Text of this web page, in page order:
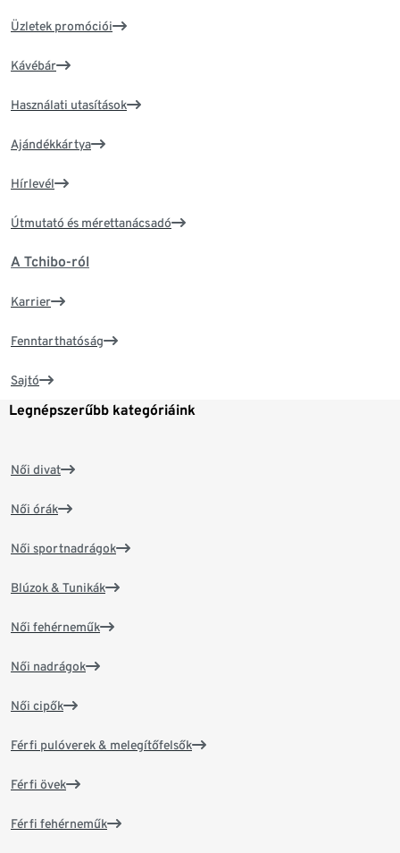
Üzletek promóciói
Kávébár
Használati utasítások
Ajándékkártya
Hírlevél
Útmutató és mérettanácsadó
A Tchibo-ról
Karrier
Fenntarthatóság
Sajtó
Legnépszerűbb kategóriáink
Női divat
Női órák
Női sportnadrágok
Blúzok & Tunikák
Női fehérneműk
Női nadrágok
Női cipők
Férfi pulóverek & melegítőfelsők
Férfi övek
Férfi fehérneműk